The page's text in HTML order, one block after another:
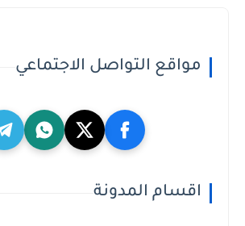
مواقع التواصل الاجتماعي
اقسام المدونة